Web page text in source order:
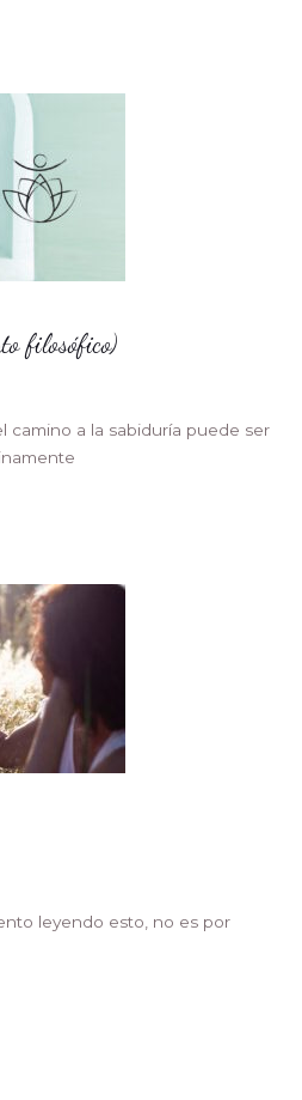
filosófico)
camino a la sabiduría puede ser
leyendo esto, no es por